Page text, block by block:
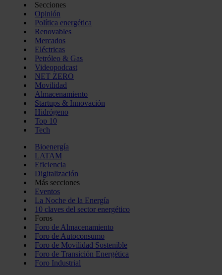
Secciones
Opinión
Política energética
Renovables
Mercados
Eléctricas
Petróleo & Gas
Videopodcast
NET ZERO
Movilidad
Almacenamiento
Startups & Innovación
Hidrógeno
Top 10
Tech
Bioenergía
LATAM
Eficiencia
Digitalización
Más secciones
Eventos
La Noche de la Energía
10 claves del sector energético
Foros
Foro de Almacenamiento
Foro de Autoconsumo
Foro de Movilidad Sostenible
Foro de Transición Energética
Foro Industrial